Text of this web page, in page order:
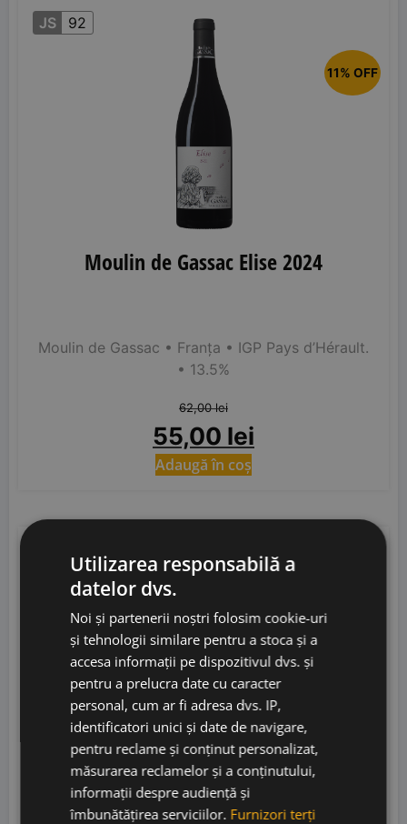
11% OFF
JS 92
Moulin de Gassac Elise 2024
Moulin de Gassac • Franța • IGP Pays d’Hérault.
• 13.5%
62,00lei
55,00 lei
Adaugă în coș
Moulin de Gassac Chardonnay 2025
Utilizarea responsabilă a
datelor dvs.
Noi și partenerii noștri folosim cookie-uri
și tehnologii similare pentru a stoca și a
accesa informații pe dispozitivul dvs. și
pentru a prelucra date cu caracter
personal, cum ar fi adresa dvs. IP,
identificatori unici și date de navigare,
pentru reclame și conținut personalizat,
măsurarea reclamelor și a conținutului,
informații despre audiență și
îmbunătățirea serviciilor. Furnizori terți